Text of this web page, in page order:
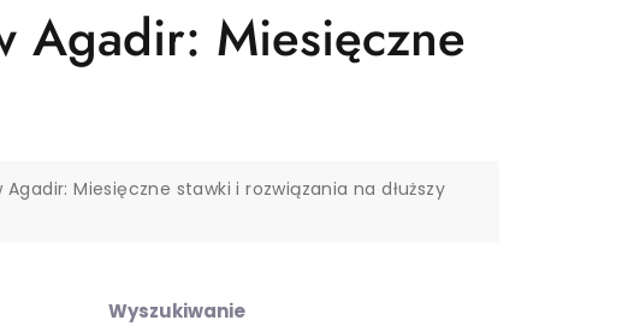
Agadir: Miesięczne
Miesięczne stawki i rozwiązania na dłuższy
Wyszukiwanie